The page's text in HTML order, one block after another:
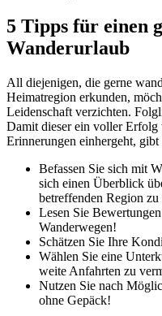
5 Tipps für einen
Wanderurlaub
All diejenigen, die gerne
Heimatregion erkunden,
Leidenschaft verzichten.
Damit dieser ein voller
Erinnerungen einhergeht,
Befassen Sie sich mit
sich einen Überblick
betreffenden Region
Lesen Sie
Wanderwegen!
Schätzen Sie Ihre
Wählen Sie eine
weite Anfahrten zu
Nutzen Sie nach
ohne Gepäck!